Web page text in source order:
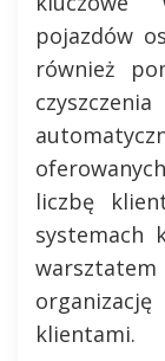
pojazdów
również
liczbę
systemach
klientami.